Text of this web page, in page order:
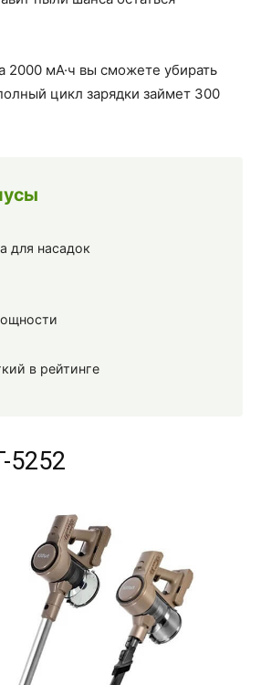
2000 мА·ч вы сможете убирать
цикл зарядки займет 300
для насадок
в рейтинге
5252